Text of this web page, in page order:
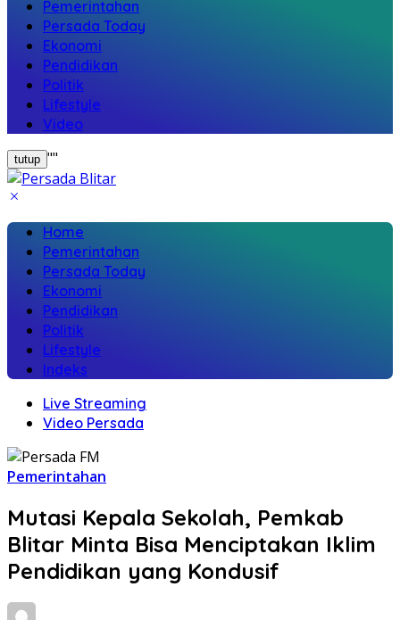
Pemerintahan
Persada Today
Ekonomi
Pendidikan
Politik
Lifestyle
Video
tutup ""
Home
Pemerintahan
Persada Today
Ekonomi
Pendidikan
Politik
Lifestyle
Indeks
Live Streaming
Video Persada
Pemerintahan
Mutasi Kepala Sekolah, Pemkab
Blitar Minta Bisa Menciptakan Iklim
Pendidikan yang Kondusif